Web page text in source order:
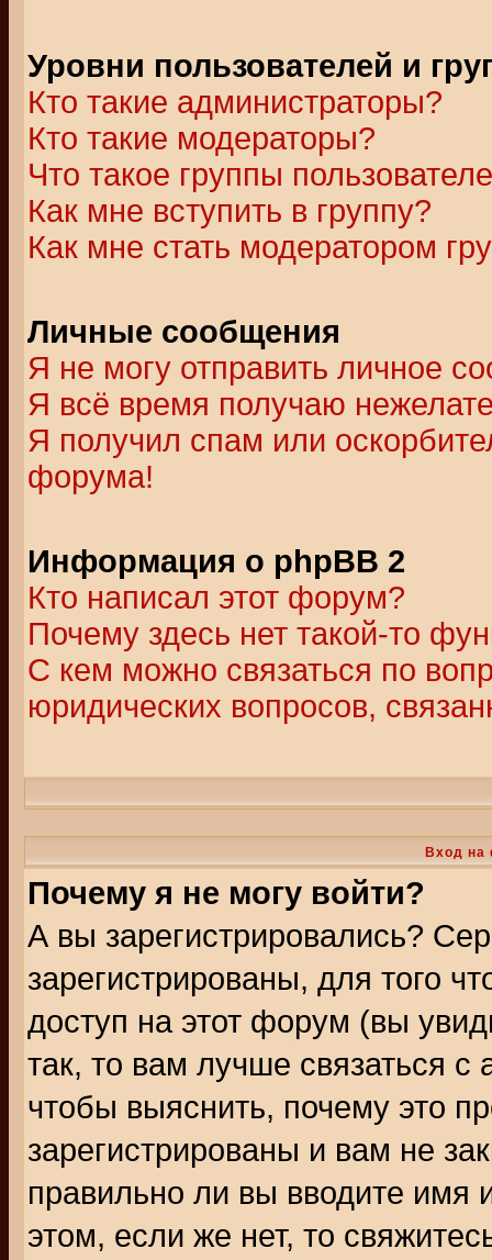
Уровни пользователей и
Кто такие администраторы?
Кто такие модераторы?
Что такое группы
Как мне вступить в группу?
Как мне стать модератором
Личные сообщения
Я не могу отправить личное
Я всё время получаю
Я получил спам или
форума!
Информация о phpBB 2
Кто написал этот форум?
Почему здесь нет такой-то
С кем можно связаться по
юридических вопросов,
Вход на
Почему я не могу войти?
А вы зарегистрировались?
зарегистрированы, для того
доступ на этот форум (вы
так, то вам лучше связаться
чтобы выяснить, почему это
зарегистрированы и вам не
правильно ли вы вводите
этом, если же нет, то